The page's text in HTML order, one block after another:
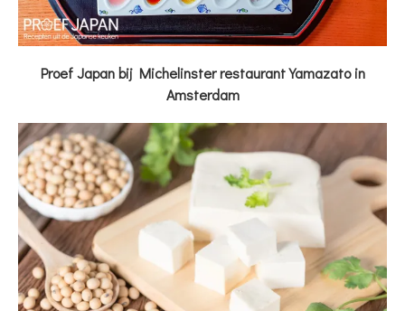
Proef Japan bij Michelinster restaurant Yamazato in
Amsterdam